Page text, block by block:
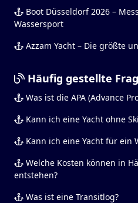
Boot Düsseldorf 2026 –
Wassersport
Azzam Yacht – Die größte
Häufig gestellte
Was ist die APA (Advance
Kann ich eine Yacht ohne
Kann ich eine Yacht für ein
Welche Kosten können in
entstehen?
Was ist eine Transitlog?